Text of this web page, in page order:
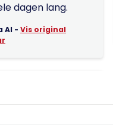
dagen lang.
AI - Vis original